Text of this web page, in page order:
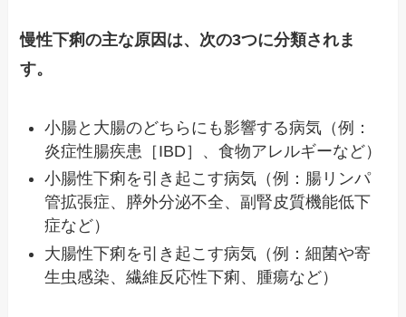
慢性下痢の主な原因は、次の3つに分類されま
す。
小腸と大腸のどちらにも影響する病気（例：
炎症性腸疾患［IBD］、食物アレルギーなど）
小腸性下痢を引き起こす病気（例：腸リンパ
管拡張症、膵外分泌不全、副腎皮質機能低下
症など）
大腸性下痢を引き起こす病気（例：細菌や寄
生虫感染、繊維反応性下痢、腫瘍など）